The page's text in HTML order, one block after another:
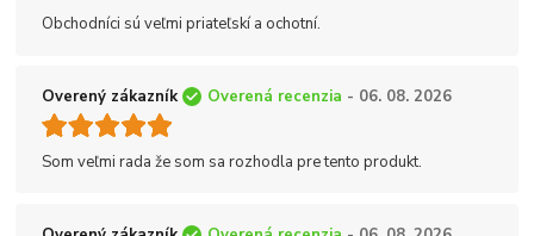
Obchodníci sú veľmi priateľskí a ochotní.
Overený zákazník Overená recenzia - 06. 08. 2026
Som veľmi rada že som sa rozhodla pre tento produkt.